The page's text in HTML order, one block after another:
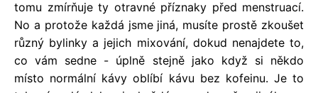
tomu zmírňuje ty otravné příznaky před menstruací.
No a protože každá jsme jiná, musíte prostě zkoušet
různý bylinky a jejich mixování, dokud nenajdete to,
co vám sedne - úplně stejně jako když si někdo
místo normální kávy oblíbí kávu bez kofeinu. Je to